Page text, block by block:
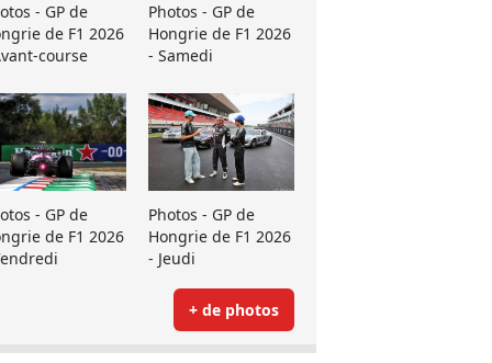
- GP de
de F1 2026
course
Photos - GP de
Hongrie de F1 2026
- Samedi
- GP de
de F1 2026
Photos - GP de
Hongrie de F1 2026
- Jeudi
+ de photos